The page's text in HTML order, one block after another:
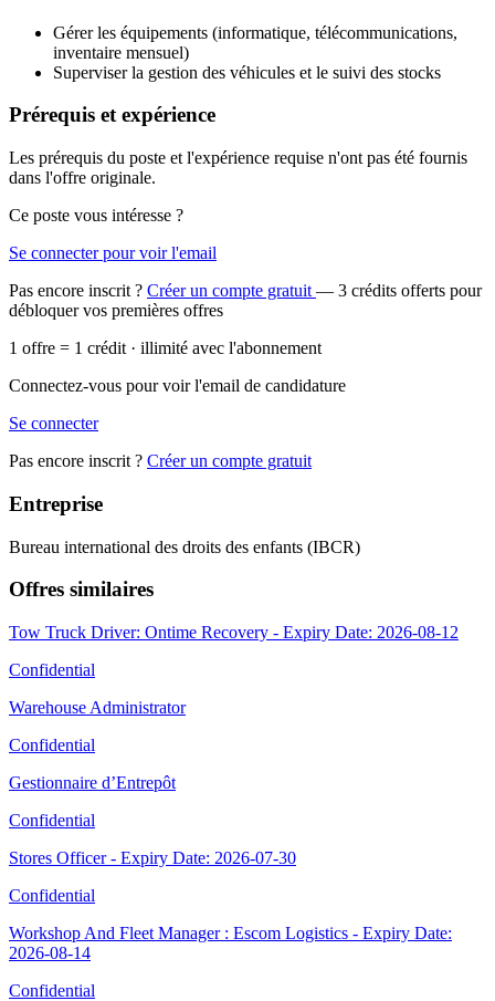
Gérer les équipements (informatique, télécommunications,
inventaire mensuel)
Superviser la gestion des véhicules et le suivi des stocks
Prérequis et expérience
Les prérequis du poste et l'expérience requise n'ont pas été fournis
dans l'offre originale.
Ce poste vous intéresse ?
Se connecter pour voir l'email
Pas encore inscrit ? Créer un compte gratuit — 3 crédits offerts pour
débloquer vos premières offres
1 offre = 1 crédit · illimité avec l'abonnement
Connectez-vous pour voir l'email de candidature
Se connecter
Pas encore inscrit ? Créer un compte gratuit
Entreprise
Bureau international des droits des enfants (IBCR)
Offres similaires
Tow Truck Driver: Ontime Recovery - Expiry Date: 2026-08-12
Confidential
Warehouse Administrator
Confidential
Gestionnaire d’Entrepôt
Confidential
Stores Officer - Expiry Date: 2026-07-30
Confidential
Workshop And Fleet Manager : Escom Logistics - Expiry Date:
2026-08-14
Confidential